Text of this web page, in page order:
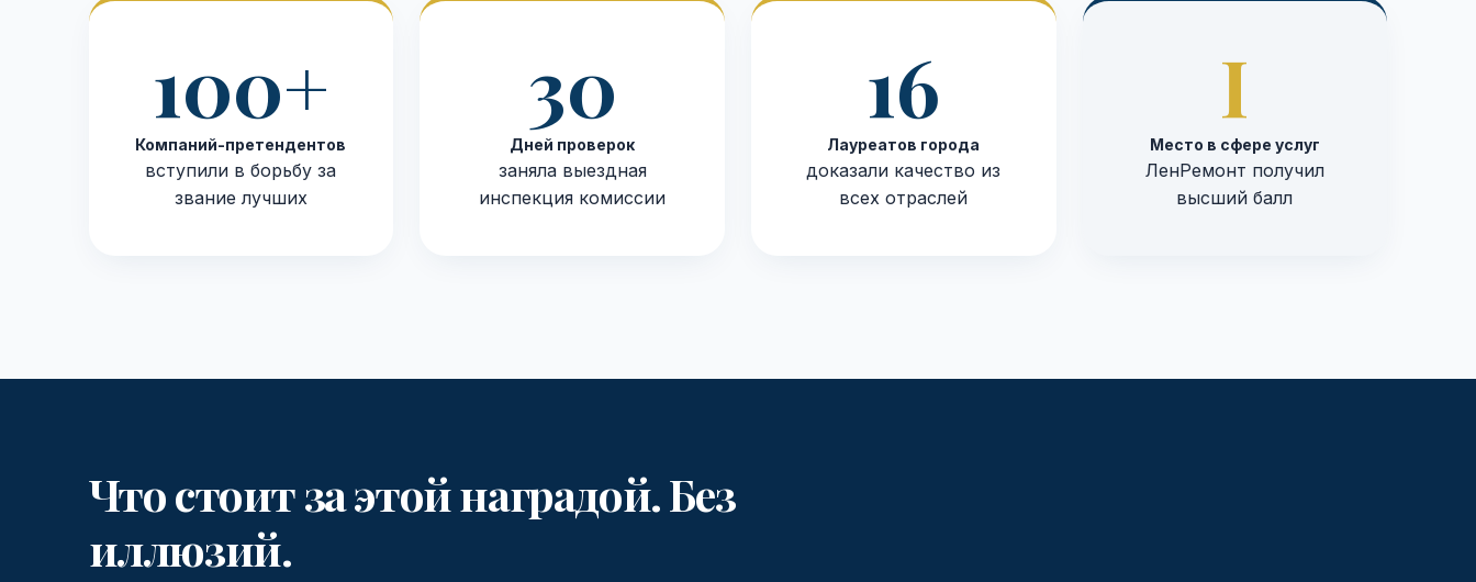
100+
Компаний-претендентов
вступили в борьбу за
звание лучших
30
Дней проверок
заняла выездная
инспекция комиссии
16
Лауреатов города
доказали качество из
всех отраслей
I
Место в сфере услуг
ЛенРемонт получил
высший балл
Что стоит за этой наградой. Без
иллюзий.